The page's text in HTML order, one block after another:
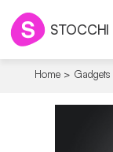
STOCCHI
Home > Gadgets